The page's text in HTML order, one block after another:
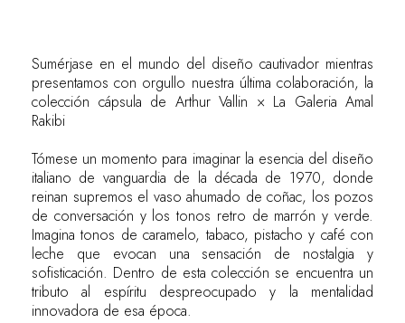
Sumérjase en el mundo del diseño cautivador mientras
presentamos con orgullo nuestra última colaboración, la
colección cápsula de Arthur Vallin × La Galeria Amal
Rakibi
Tómese un momento para imaginar la esencia del diseño
italiano de vanguardia de la década de 1970, donde
reinan supremos el vaso ahumado de coñac, los pozos
de conversación y los tonos retro de marrón y verde.
Imagina tonos de caramelo, tabaco, pistacho y café con
leche que evocan una sensación de nostalgia y
sofisticación. Dentro de esta colección se encuentra un
tributo al espíritu despreocupado y la mentalidad
innovadora de esa época.